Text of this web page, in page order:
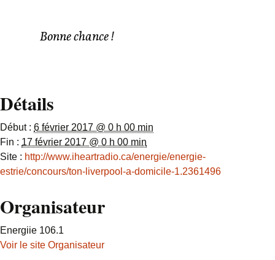
Bonne chance !
Détails
Début : 6 février 2017 @ 0 h 00 min
Fin : 17 février 2017 @ 0 h 00 min
Site : http://www.iheartradio.ca/energie/energie-
estrie/concours/ton-liverpool-a-domicile-1.2361496
Organisateur
Energiie 106.1
Voir le site Organisateur